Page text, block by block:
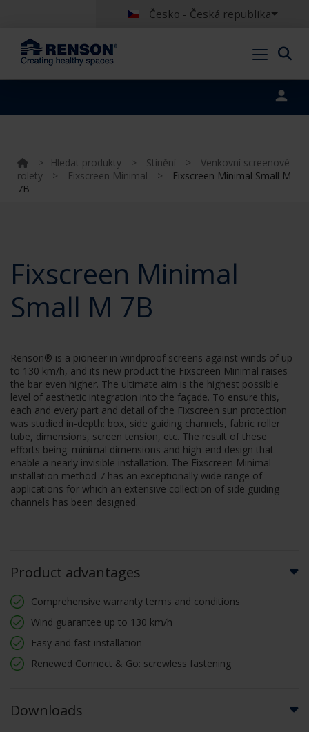
Česko - Česká republika
> Hledat produkty > Stínění >
Venkovní screenové
rolety
> Fixscreen Minimal >
Fixscreen Minimal Small M
7B
Fixscreen Minimal
Small M 7B
Renson® is a pioneer in windproof screens against winds of up
to 130 km/h, and its new product the Fixscreen Minimal raises
the bar even higher. The ultimate aim is the highest possible
level of aesthetic integration into the façade. To ensure this,
each and every part and detail of the Fixscreen sun protection
was studied in-depth: box, side guiding channels, fabric roller
tube, dimensions, screen tension, etc. The result of these
efforts being: minimal dimensions and high-end design that
enable a nearly invisible installation. The Fixscreen Minimal
installation method 7 has an exceptionally wide range of
applications for which an extensive collection of side guiding
channels has been designed.
Product advantages
Comprehensive warranty terms and conditions
Wind guarantee up to 130 km/h
Easy and fast installation
Renewed Connect & Go: screwless fastening
Downloads